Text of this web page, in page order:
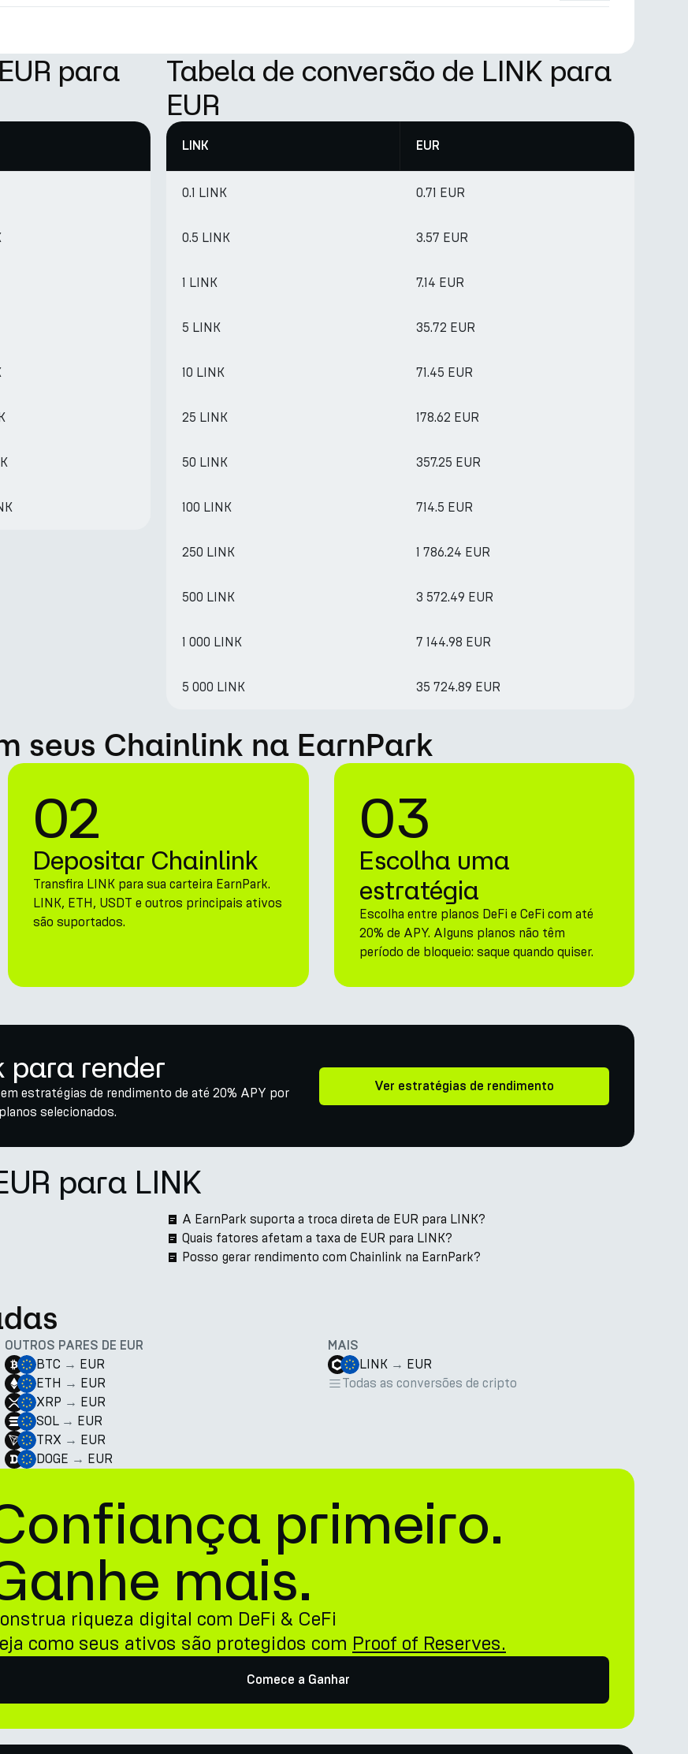
para
Tabela de conversão de LINK para
EUR
LINK EUR
0.1 LINK 0.71 EUR
0.5 LINK 3.57 EUR
1 LINK 7.14 EUR
5 LINK 35.72 EUR
10 LINK 71.45 EUR
25 LINK 178.62 EUR
50 LINK 357.25 EUR
100 LINK 714.5 EUR
250 LINK 1 786.24 EUR
500 LINK 3 572.49 EUR
1 000 LINK 7 144.98 EUR
5 000 LINK 35 724.89 EUR
seus Chainlink na EarnPark
02
Depositar Chainlink
Transfira LINK para sua carteira EarnPark.
LINK, ETH, USDT e outros principais ativos
são suportados.
03
Escolha uma
estratégia
Escolha entre planos DeFi e CeFi com até
20% de APY. Alguns planos não têm
período de bloqueio: saque quando quiser.
para render
estratégias de rendimento de até 20% APY por
selecionados.
Ver estratégias de rendimento
para LINK
A EarnPark suporta a troca direta de EUR para LINK?
Quais fatores afetam a taxa de EUR para LINK?
Posso gerar rendimento com Chainlink na EarnPark?
OUTROS PARES DE EUR
BTC → EUR
ETH → EUR
XRP → EUR
SOL → EUR
TRX → EUR
DOGE → EUR
MAIS
LINK → EUR
Todas as conversões de cripto
primeiro.
mais.
riqueza digital com DeFi & CeFi
como seus ativos são protegidos com Proof of Reserves.
Comece a Ganhar